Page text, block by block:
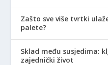
Zašto sve više tvrtki
palete?
Sklad među susjedima:
zajednički život